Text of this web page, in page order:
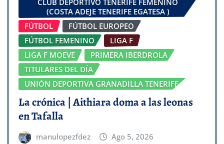
(COSTA ADEJE TENERIFE EGATESA )
FÚTBOL
FÚTBOL EUROPEO
FÚTBOL FEMENINO
LIGA F
LIGA F MOEVE
PRIMERA IBERDROLA
TITULARES DEL DÍA
UNIÓN DEPORTIVA GRANADILLA TENERIFE
La crónica | Aithiara doma a las leonas
en Tafalla
manulopezfdez Ago 5, 2026